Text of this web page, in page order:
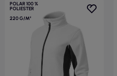
POLAR 100 %
POLIESTER
220 G/M²